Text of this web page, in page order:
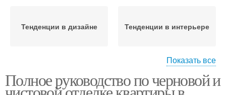
Тенденции в дизайне Тенденции в интерьере
Тенденции в сочетании
использовании
Показать все
Полное руководство по черновой и